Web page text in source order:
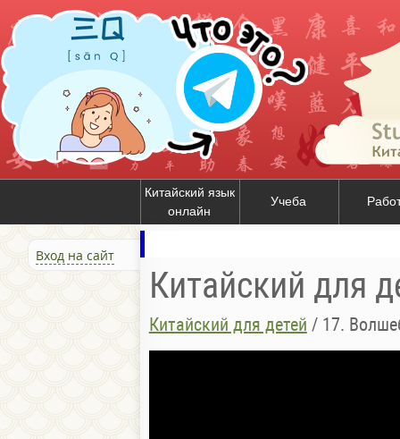
Китайский язык
онлайн
Учеба
Вход на сайт
Китайский для
Китайский для детей / 17.